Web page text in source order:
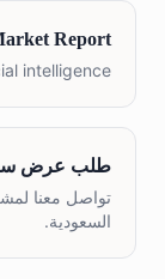
Report
intelligence.
طلب عرض
تواصل معنا
السعودية.